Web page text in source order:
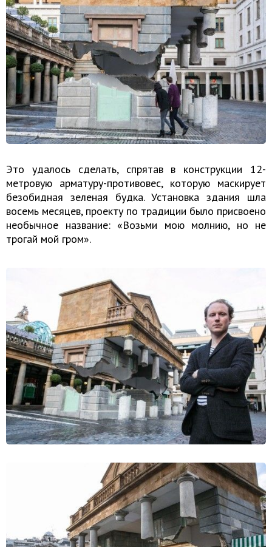
Это удалось сделать, спрятав в конструкции 12-
метровую арматуру-противовес, которую маскирует
безобидная зеленая будка. Установка здания шла
восемь месяцев, проекту по традиции было присвоено
необычное название: «Возьми мою молнию, но не
трогай мой гром».